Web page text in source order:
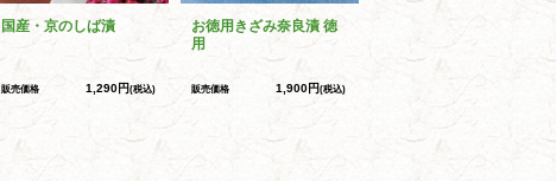
国産・京のしば漬
販売価格 1,290円(税込)
お徳用きざみ奈良漬 徳
用
販売価格 1,900円(税込)